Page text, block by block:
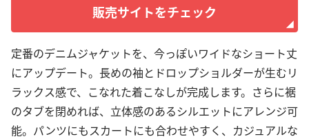
販売サイトをチェック
定番のデニムジャケットを、今っぽいワイドなショート丈
にアップデート。長めの袖とドロップショルダーが生むリ
ラックス感で、こなれた着こなしが完成します。さらに裾
のタブを閉めれば、立体感のあるシルエットにアレンジ可
能。パンツにもスカートにも合わせやすく、カジュアルな